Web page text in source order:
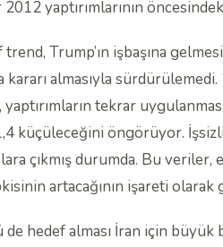
yaptırımlarının
Trump’ın işbaşına
kararı almasıyla
tekrar
küçüleceğini öngörüyor.
çıkmış durumda. Bu
artacağının işareti
hedef alması İran için büyük